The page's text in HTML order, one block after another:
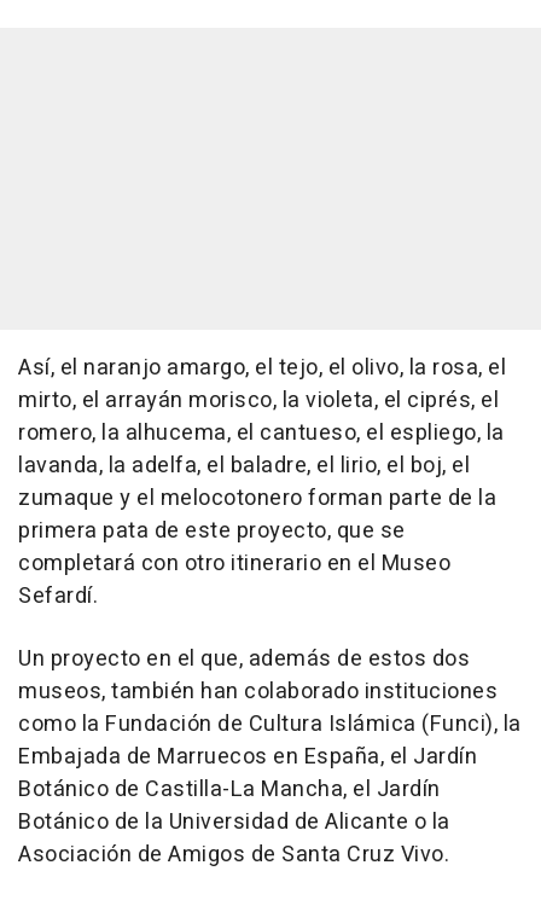
Así, el naranjo amargo, el tejo, el olivo, la rosa, el
mirto, el arrayán morisco, la violeta, el ciprés, el
romero, la alhucema, el cantueso, el espliego, la
lavanda, la adelfa, el baladre, el lirio, el boj, el
zumaque y el melocotonero forman parte de la
primera pata de este proyecto, que se
completará con otro itinerario en el Museo
Sefardí.
Un proyecto en el que, además de estos dos
museos, también han colaborado instituciones
como la Fundación de Cultura Islámica (Funci), la
Embajada de Marruecos en España, el Jardín
Botánico de Castilla-La Mancha, el Jardín
Botánico de la Universidad de Alicante o la
Asociación de Amigos de Santa Cruz Vivo.